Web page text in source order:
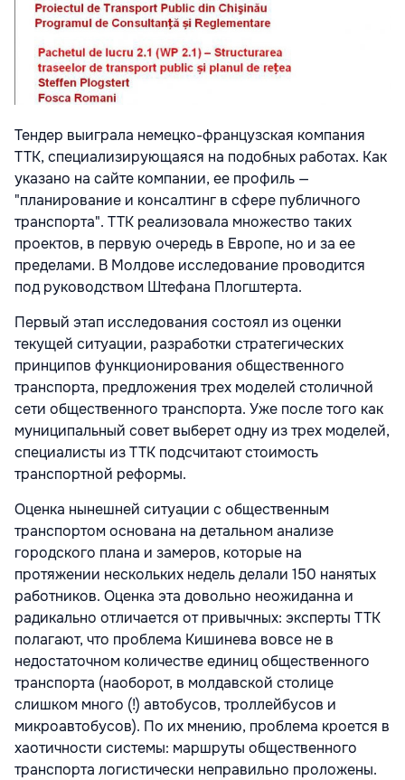
Тендер выиграла немецко-французская компания
TTK, специализирующаяся на подобных работах. Как
указано на сайте компании, ее профиль —
"планирование и консалтинг в сфере публичного
транспорта". TTK реализовала множество таких
проектов, в первую очередь в Европе, но и за ее
пределами. В Молдове исследование проводится
под руководством Штефана Плогштерта.
Первый этап исследования состоял из оценки
текущей ситуации, разработки стратегических
принципов функционирования общественного
транспорта, предложения трех моделей столичной
сети общественного транспорта. Уже после того как
муниципальный совет выберет одну из трех моделей,
специалисты из TTK подсчитают стоимость
транспортной реформы.
Оценка нынешней ситуации с общественным
транспортом основана на детальном анализе
городского плана и замеров, которые на
протяжении нескольких недель делали 150 нанятых
работников. Оценка эта довольно неожиданна и
радикально отличается от привычных: эксперты TTK
полагают, что проблема Кишинева вовсе не в
недостаточном количестве единиц общественного
транспорта (наоборот, в молдавской столице
слишком много (!) автобусов, троллейбусов и
микроавтобусов). По их мнению, проблема кроется в
хаотичности системы: маршруты общественного
транспорта логистически неправильно проложены.